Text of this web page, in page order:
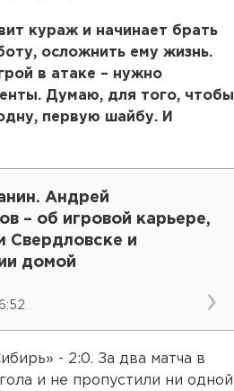
кураж и начинает брать
осложнить ему жизнь.
в атаке – нужно
Думаю, для того, чтобы
первую шайбу. И
Андрей
– об игровой карьере,
Свердловске и
домой
- 2:0. За два матча в
и не пропустили ни одной